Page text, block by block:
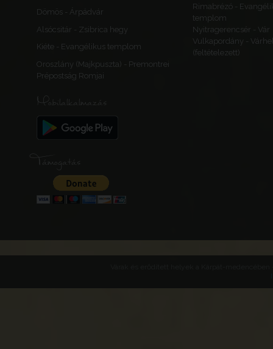
Dömös - Árpádvár
Rimabrézó -
templom
Alsócsitár - Zsibrica hegy
Nyitragerencsér - Vár
Kiéte - Evangélikus templom
Vulkapordány -
(feltételezett)
Oroszlány (Majkpuszta) - Premontrei
Prépostság Romjai
Mobilalkalmazás
Támogatás